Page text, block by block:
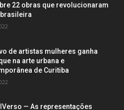
22 obras que revolucionaram
de artistas mulheres ganha
na arte urbana e
de Curitiba
— As representações